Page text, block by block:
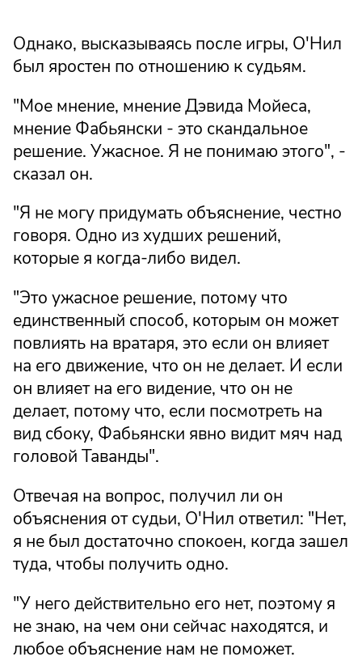
Однако, высказываясь после игры, О'Нил
был яростен по отношению к судьям.
"Мое мнение, мнение Дэвида Мойеса,
мнение Фабьянски - это скандальное
решение. Ужасное. Я не понимаю этого", -
сказал он.
"Я не могу придумать объяснение, честно
говоря. Одно из худших решений,
которые я когда-либо видел.
"Это ужасное решение, потому что
единственный способ, которым он может
повлиять на вратаря, это если он влияет
на его движение, что он не делает. И если
он влияет на его видение, что он не
делает, потому что, если посмотреть на
вид сбоку, Фабьянски явно видит мяч над
головой Таванды".
Отвечая на вопрос, получил ли он
объяснения от судьи, О'Нил ответил: "Нет,
я не был достаточно спокоен, когда зашел
туда, чтобы получить одно.
"У него действительно его нет, поэтому я
не знаю, на чем они сейчас находятся, и
любое объяснение нам не поможет.